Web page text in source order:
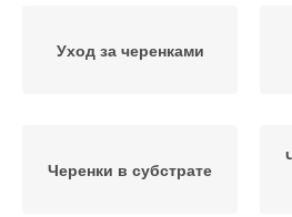
Уход за черенками
Черенки в субстрате